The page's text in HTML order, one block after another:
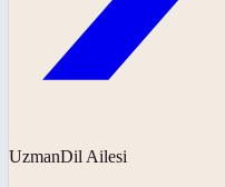
UzmanDil Ailesi